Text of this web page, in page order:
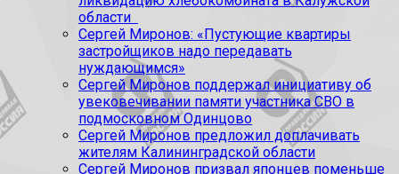
области
Сергей Миронов: «Пустующие квартиры
застройщиков надо передавать
нуждающимся»
Сергей Миронов поддержал инициативу об
увековечивании памяти участника СВО в
подмосковном Одинцово
Сергей Миронов предложил доплачивать
жителям Калининградской области
Сергей Миронов призвал японцев поменьше